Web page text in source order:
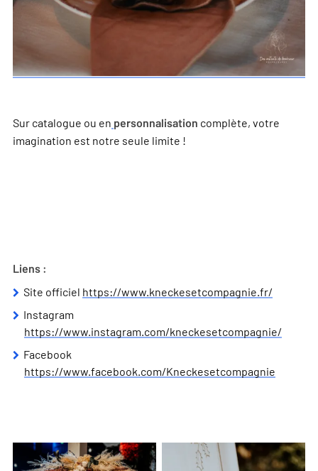
Sur catalogue ou en personnalisation complète, votre
imagination est notre seule limite !
Liens :
Site officiel https://www.kneckesetcompagnie.fr/
Instagram
https://www.instagram.com/kneckesetcompagnie/
Facebook
https://www.facebook.com/Kneckesetcompagnie